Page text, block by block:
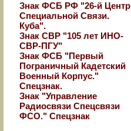
Знак ФСБ РФ "26-й Центр
Специальной Связи.
Куба".
Знак СВР "105 лет ИНО-
СВР-ПГУ"
Знак ФСБ "Первый
Пограничный Кадетский
Военный Корпус."
Спецзнак.
Знак "Управление
Радиосвязи Спецсвязи
ФСО." Спецзнак